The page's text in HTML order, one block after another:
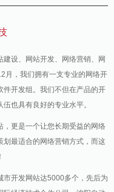
设、网站开发、网络营销、网
月，我们拥有一支专业的网络开
件开发组。我们不但在产品的开
也具有良好的专业水平。
更是一个让您长期受益的网络
划最适合的网络营销方式，而这
开发网站达5000多个，先后为